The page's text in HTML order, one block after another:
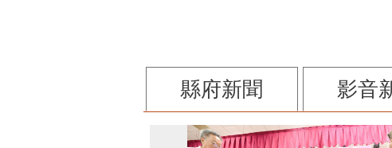
縣府新聞 影音